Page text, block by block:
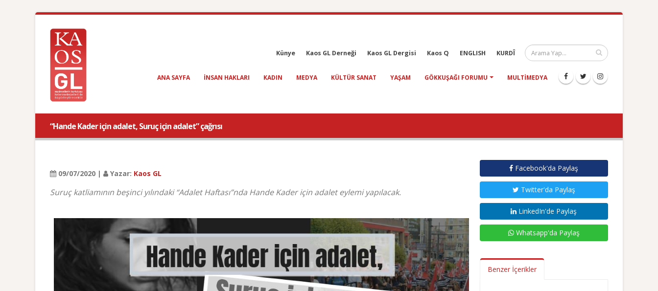
Künye Kaos GL Derneği Kaos GL Dergisi Kaos Q ENGLISH KURDÎ
ANA SAYFA INSAN HAKLARI KADIN MEDYA KÜLTÜR SANAT YAŞAM GÖKKUŞAĞI FORUMU MULTIMEDYA
“Hande Kader için adalet, Suruç için adalet” çağrısı
09/07/2020 | Yazar: Kaos GL
Suruç katliamının beşinci yılındaki “Adalet Haftası”nda Hande Kader için adalet eylemi yapılacak.
Facebook'da Paylaş
Twitter'da Paylaş
LinkedIn'de Paylaş
Whatsapp'da Paylaş
Benzer İçerikler